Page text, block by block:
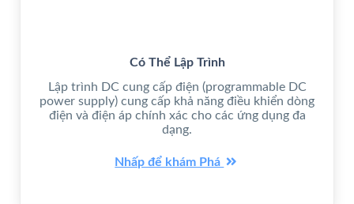
Có Thể Lập Trình
Lập trình DC cung cấp điện (programmable DC
power supply) cung cấp khả năng điều khiển dòng
điện và điện áp chính xác cho các ứng dụng đa
dạng.
Nhấp để khám Phá